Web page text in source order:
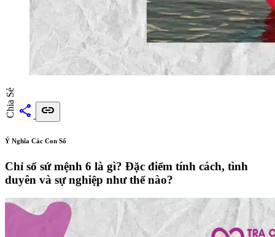
Chia Sẻ share link
Ý Nghĩa Các Con Số
Chỉ số sứ mệnh 6 là gì? Đặc điểm tính cách, tình
duyên và sự nghiệp như thế nào?